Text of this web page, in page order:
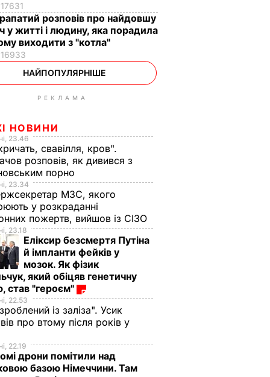
17631
розповів про найдовшу
у житті і людину, яка порадила
виходити з "котла"
16933
НАЙПОПУЛЯРНІШЕ
РЕКЛАМА
НОВИНИ
23.46
свавілля, кров".
розповів, як дивився з
порно
23.34
МЗС, якого
у розкраданні
пожертв, вийшов із СІЗО
23.18
Еліксир безсмертя Путіна
й імпланти фейків у
мозок. Як фізик
який обіцяв генетичну
став "героєм"
22.53
із заліза". Усик
про втому після років у
22.19
дрони помітили над
базою Німеччини. Там